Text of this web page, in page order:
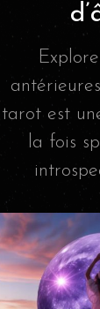
tarot est
la fois